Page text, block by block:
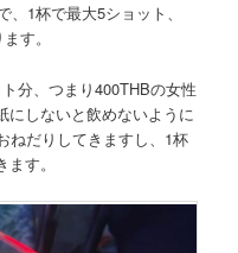
1杯で最大5ショット、
す。
分、つまり400THBの女性
にしないと飲めないように
ねだりしてきますし、1杯
す。